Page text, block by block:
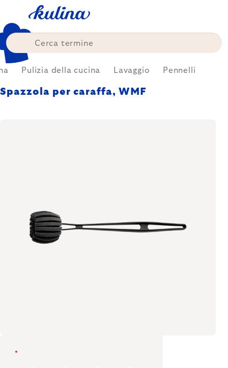
content
Pulizia della cucina Lavaggio Pennelli
Spazzola per caraffa, WMF